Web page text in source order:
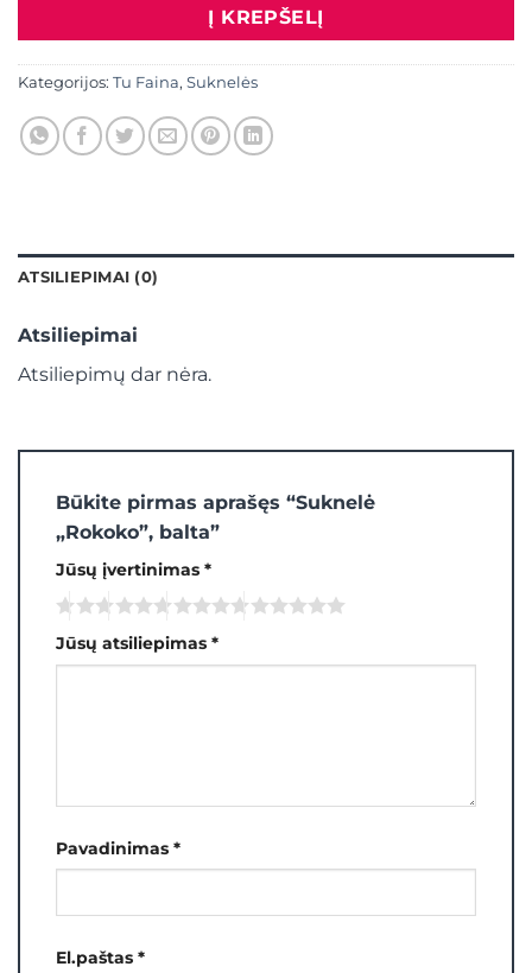
Į KREPŠELĮ
Kategorijos: Tu Faina, Suknelės
ATSILIEPIMAI (0)
Atsiliepimai
Atsiliepimų dar nėra.
Būkite pirmas aprašęs “Suknelė
„Rokoko”, balta”
Jūsų įvertinimas *
Jūsų atsiliepimas *
Pavadinimas *
El.paštas *